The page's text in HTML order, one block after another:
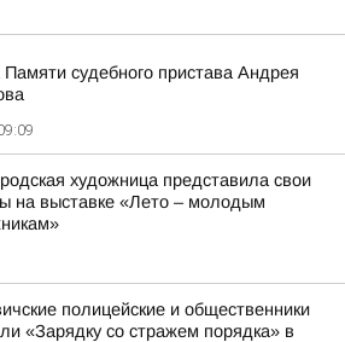
Памяти судебного пристава Андрея
художница представила свои
на выставке «Лето – молодым
полицейские и общественники
«Зарядку со стражем порядка» в